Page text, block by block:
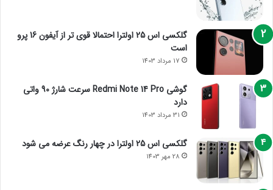
گلکسی اس 25 اولترا احتمالا قوی تر از آیفون 16 پرو
است
17 مرداد 1403
گوشی Redmi Note 14 Pro سرعت شارژ 90 واتی
دارد
31 مرداد 1403
گلکسی اس 25 اولترا در چهار رنگ عرضه می شود
28 مهر 1403